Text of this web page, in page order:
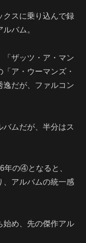
スに乗り込んで録
バム。
「ザッツ・ア・マン
ア・ウーマンズ・
逸だが、ファルコン
ムだが、半分はス
年の④となると、
、アルバムの統一感
始め、先の傑作アル